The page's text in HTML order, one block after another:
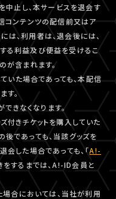
中止し、本サービスを退会す
コンテンツの配信前又はア
、利用者は、退会後には、
る利益及び便益を受けるこ
が含まれます。
いた場合であっても、本配信
す。
きなくなります。
付きチケットを購入していた
であっても、当該グッズを
会した場合であっても、「A!-
をするまでは、A!-ID会員と
場合においては、当社が利用